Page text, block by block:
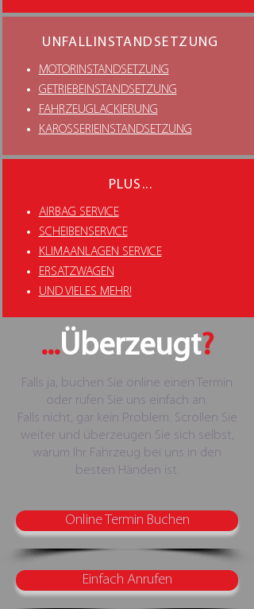
UNFALLINSTANDSETZUNG
MOTORINSTANDSETZUNG
GETRIEBEINSTANDSETZUNG
FAHRZEUGLACKIERUNG
KAROSSERIEINSTANDSETZUNG
PLUS...
AIRBAG SERVICE
SCHEIBENSERVICE
KLIMAANLAGEN SERVICE
ERSATZWAGEN
UND VIELES MEHR!
...Überzeugt?
Falls ja, buchen Sie online einen Termin
oder rufen Sie uns einfach an.
Falls nicht, gar kein Problem. Scrollen Sie
weiter und überzeugen Sie sich selbst,
warum Ihr Fahrzeug bei uns in den
besten Händen ist.
Online Termin Buchen
Einfach Anrufen